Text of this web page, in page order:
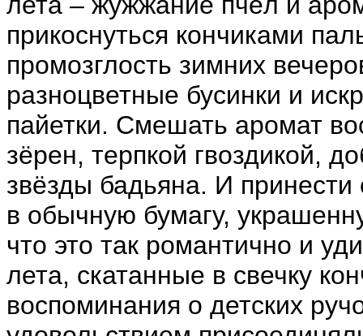
прикоснуться кончиками
промозглость зимних
разноцветные бусинки и
пайетки. Смешать аромат
зёрен, терпкой гвоздикой,
звёзды бадьяна. И принести
в обычную бумагу,
что это так романтично и
лета, скатанные в свечку
воспоминания о детских